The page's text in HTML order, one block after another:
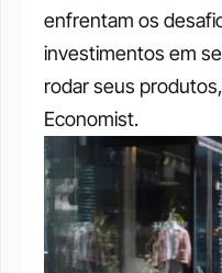
enfrentam os
investimentos em
rodar seus
Economist.